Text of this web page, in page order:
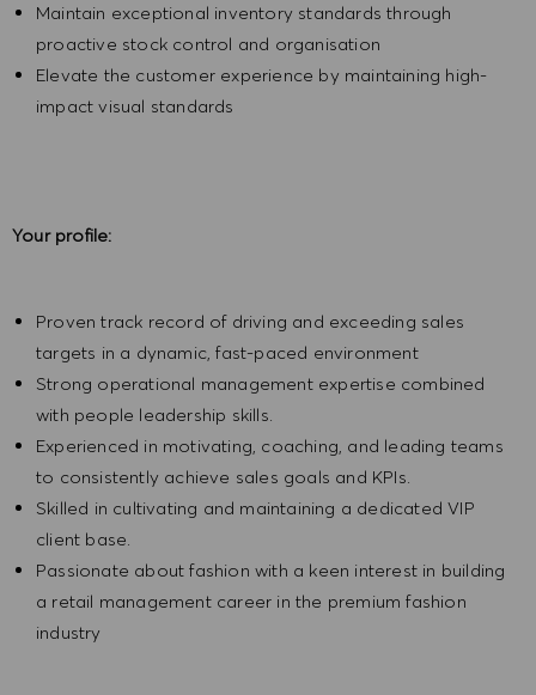
Maintain exceptional inventory standards through
proactive stock control and organisation
Elevate the customer experience by maintaining high-
impact visual standards
Your profile:
Proven track record of driving and exceeding sales
targets in a dynamic, fast-paced environment
Strong operational management expertise combined
with people leadership skills.
Experienced in motivating, coaching, and leading teams
to consistently achieve sales goals and KPIs.
Skilled in cultivating and maintaining a dedicated VIP
client base.
Passionate about fashion with a keen interest in building
a retail management career in the premium fashion
industry